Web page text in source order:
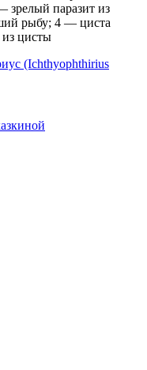
зрелый паразит из
рыбу; 4 — циста
цисты
(Ichthyophthirius